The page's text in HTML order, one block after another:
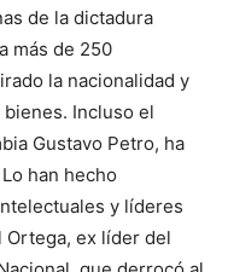
de la dictadura
más de 250
la nacionalidad y
Incluso el
Gustavo Petro, ha
han hecho
y líderes
ex líder del